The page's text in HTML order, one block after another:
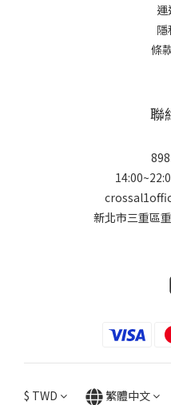
運
條
聯
新北市三重區
$ TWD 繁體中文